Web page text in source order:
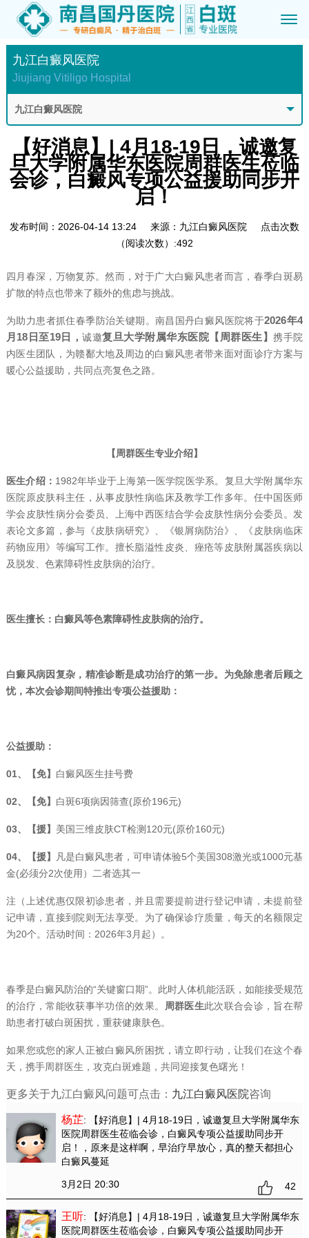
九江白癜风医院
Jiujiang Vitiligo Hospital
九江白癜风医院
【好消息】| 4月18-19日，诚邀复
旦大学附属华东医院周群医生莅临
会诊，白癜风专项公益援助同步开
启！
发布时间：2026-04-14 13:24 来源：九江白癜风医院
点击次数
（阅读次数）:492
四月春深，万物复苏。然而，对于广大白癜风患者而言，春季白斑易
扩散的特点也带来了额外的焦虑与挑战。
为助力患者抓住春季防治关键期。南昌国丹白癜风医院将于2026年4
月18日至19日，诚邀复旦大学附属华东医院【周群医生】携手院
内医生团队，为赣鄱大地及周边的白癜风患者带来面对面诊疗方案与
暖心公益援助，共同点亮复色之路。
【周群医生专业介绍】
医生介绍： 1982年毕业于上海第一医学院医学系。复旦大学附属华东
医院原皮肤科主任，从事皮肤性病临床及教学工作多年。任中国医师
学会皮肤性病分会委员、上海中西医结合学会皮肤性病分会委员。发
表论文多篇，参与《皮肤病研究》、《银屑病防治》、《皮肤病临床
药物应用》等编写工作。擅长脂溢性皮炎、痤疮等皮肤附属器疾病以
及脱发、色素障碍性皮肤病的治疗。
医生擅长：白癜风等色素障碍性皮肤病的治疗。
白癜风病因复杂，精准诊断是成功治疗的第一步。为免除患者后顾之
忧，本次会诊期间特推出专项公益援助：
公益援助：
01、【免】 白癜风医生挂号费
02、【免】 白斑6项病因筛查(原价196元)
03、【援】 美国三维皮肤CT检测120元(原价160元)
04、【援】
凡是白癜风患者，可申请体验5个美国308激光或1000元基
金(必须分2次使用）二者选其一
注（上述优惠仅限初诊患者，并且需要提前进行登记申请，未提前登
记申请，直接到院则无法享受。为了确保诊疗质量，每天的名额限定
为20个。活动时间：2026年3月起）。
春季是白癜风防治的“关键窗口期”。此时人体机能活跃，如能接受规范
的治疗，常能收获事半功倍的效果。 周群医生此次联合会诊，旨在帮
助患者打破白斑困扰，重获健康肤色。
如果您或您的家人正被白癜风所困扰，请立即行动，让我们在这个春
天，携手周群医生，攻克白斑难题，共同迎接复色曙光！
更多关于九江白癜风问题可点击： 九江白癜风医院咨询
杨芷: 【好消息】| 4月18-19日，诚邀复旦大学附属华东
医院周群医生莅临会诊，白癜风专项公益援助同步开
启！
，原来是这样啊，早治疗早放心，真的整天都担心
白癜风蔓延
3月2日 20:30 42
王听: 【好消息】| 4月18-19日，诚邀复旦大学附属华东
医院周群医生莅临会诊，白癜风专项公益援助同步开